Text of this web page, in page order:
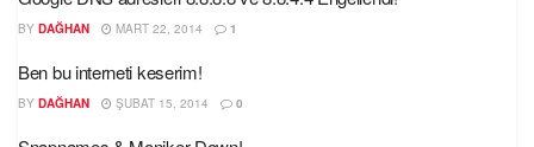
BY DAĞHAN MART 22, 2014 1
Ben bu interneti keserim!
BY DAĞHAN ŞUBAT 15, 2014 0